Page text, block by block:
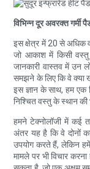
विभिन्न दूर अवरक्त गर्मी
इस क्षेत्र में 20 से अधिक
जो आकाश में किसी वस्तु
जानकारी वास्तव में उन
समझने के लिए कि वे क्या
इस ज्ञान के साथ, हम एक
निश्चित वस्तु के स्थान की
हमने टेक्नोलॉजी में कई
अंतर यह है कि वे दोनों
उपयोग करते हैं, लेकिन
मामले पर भी विचार